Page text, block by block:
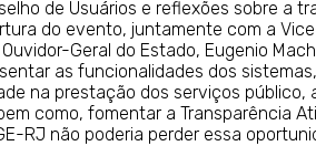
de Usuários e reflexões sobre a
do evento, juntamente com a
Geral do Estado, Eugenio
as funcionalidades dos
na prestação dos serviços
como, fomentar a Transparência
RJ não poderia perder essa